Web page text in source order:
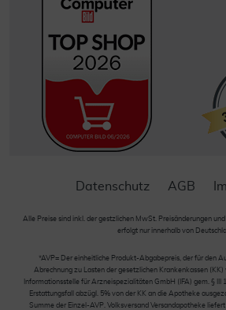
Datenschutz AGB
Alle Preise sind inkl. der gestzlichen MwSt. Preisänderungen
erfolgt nur innerhalb von
*AVP= Der einheitliche Produkt-Abgabepreis, der für den
Abrechnung zu Lasten der gesetzlichen Krankenkassen
Informationsstelle für Arzneispezialitäten GmbH (IFA) gem. § III
Erstattungsfall abzügl. 5% von der KK an die Apotheke
Summe der Einzel-AVP. Volksversand Versandapotheke